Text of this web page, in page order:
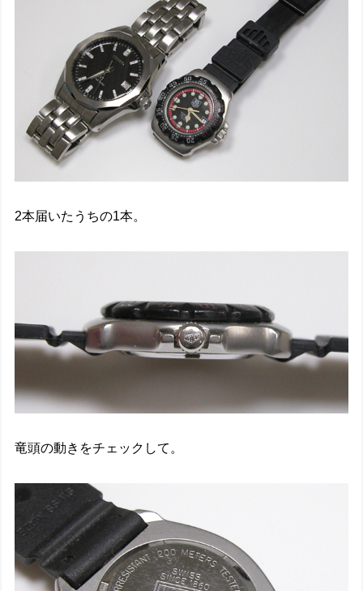
2本届いたうちの1本。
竜頭の動きをチェックして。